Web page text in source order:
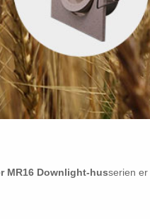
MR16 Downlight-husserien er